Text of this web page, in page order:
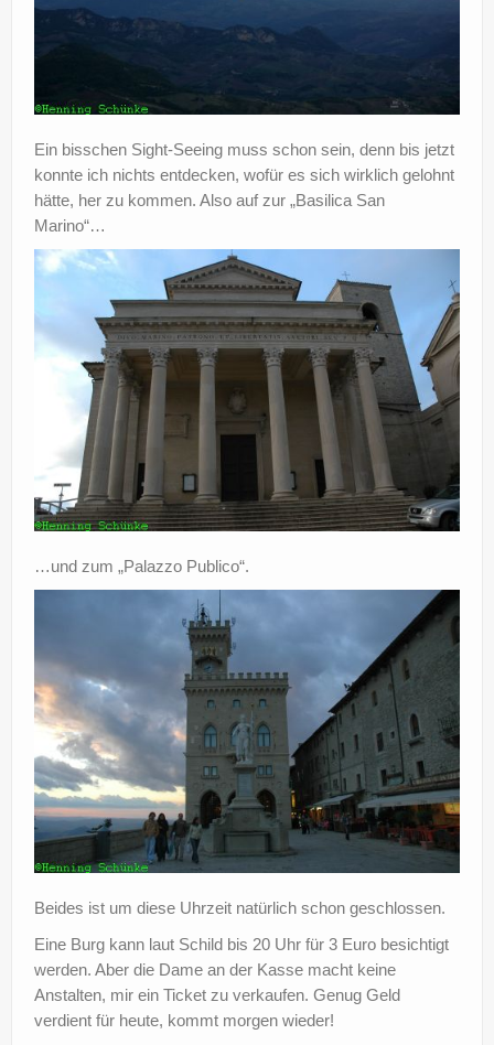
Ein bisschen Sight-Seeing muss schon sein, denn bis jetzt
konnte ich nichts entdecken, wofür es sich wirklich gelohnt
hätte, her zu kommen. Also auf zur „Basilica San
Marino“…
…und zum „Palazzo Publico“.
Beides ist um diese Uhrzeit natürlich schon geschlossen.
Eine Burg kann laut Schild bis 20 Uhr für 3 Euro besichtigt
werden. Aber die Dame an der Kasse macht keine
Anstalten, mir ein Ticket zu verkaufen. Genug Geld
verdient für heute, kommt morgen wieder!